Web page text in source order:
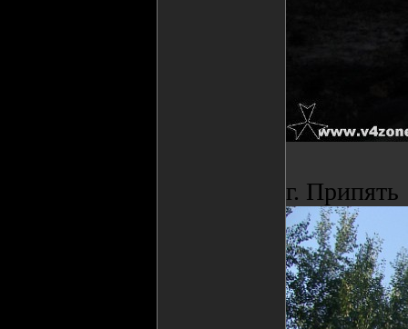
г. Припять